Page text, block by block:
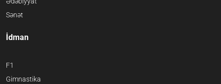
Sənət
İdman
F1
Gimnastika